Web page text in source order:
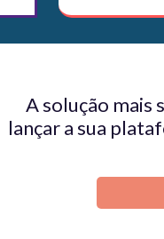
A solução mais
lançar a sua